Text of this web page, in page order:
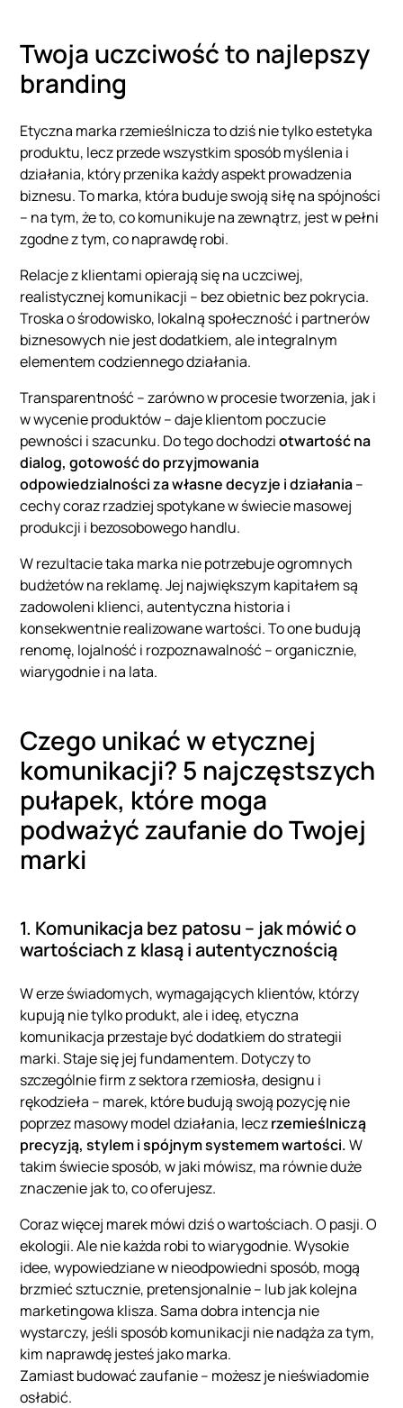
Twoja uczciwość to najlepszy
branding
Etyczna marka rzemieślnicza to dziś nie tylko estetyka
produktu, lecz przede wszystkim sposób myślenia i
działania, który przenika każdy aspekt prowadzenia
biznesu. To marka, która buduje swoją siłę na spójności
– na tym, że to, co komunikuje na zewnątrz, jest w pełni
zgodne z tym, co naprawdę robi.
Relacje z klientami opierają się na uczciwej,
realistycznej komunikacji – bez obietnic bez pokrycia.
Troska o środowisko, lokalną społeczność i partnerów
biznesowych nie jest dodatkiem, ale integralnym
elementem codziennego działania.
Transparentność – zarówno w procesie tworzenia, jak i
w wycenie produktów – daje klientom poczucie
pewności i szacunku. Do tego dochodziotwartość na
dialog, gotowość do przyjmowania
odpowiedzialności za własne decyzje i działania–
cechy coraz rzadziej spotykane w świecie masowej
produkcji i bezosobowego handlu.
W rezultacie taka marka nie potrzebuje ogromnych
budżetów na reklamę. Jej największym kapitałem są
zadowoleni klienci, autentyczna historia i
konsekwentnie realizowane wartości. To one budują
renomę, lojalność i rozpoznawalność – organicznie,
wiarygodnie i na lata.
Czego unikać w etycznej
komunikacji? 5 najczęstszych
pułapek, które moga
podważyć zaufanie do Twojej
marki
1. Komunikacja bez patosu – jak mówić o
wartościach z klasą i autentycznością
W erze świadomych, wymagających klientów, którzy
kupują nie tylko produkt, ale i ideę, etyczna
komunikacja przestaje być dodatkiem do strategii
marki. Staje się jej fundamentem. Dotyczy to
szczególnie firm z sektora rzemiosła, designu i
rękodzieła – marek, które budują swoją pozycję nie
poprzez masowy model działania, leczrzemieślniczą
precyzją, stylem i spójnym systemem wartości.W
takim świecie sposób, w jaki mówisz, ma równie duże
znaczenie jak to, co oferujesz.
Coraz więcej marek mówi dziś o wartościach. O pasji. O
ekologii. Ale nie każda robi to wiarygodnie. Wysokie
idee, wypowiedziane w nieodpowiedni sposób, mogą
brzmieć sztucznie, pretensjonalnie – lub jak kolejna
marketingowa klisza. Sama dobra intencja nie
wystarczy, jeśli sposób komunikacji nie nadąża za tym,
kim naprawdę jesteś jako marka.
Zamiast budować zaufanie – możesz je nieświadomie
osłabić.